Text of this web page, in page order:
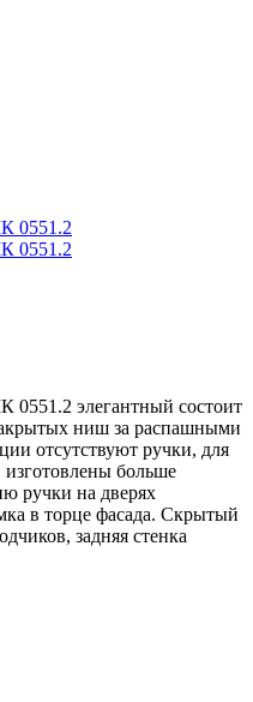
0551.2
0551.2
элегантный состоит
ниш за распашными
отсутствуют ручки, для
изготовлены больше
ручки на дверях
в торце фасада. Скрытый
задняя стенка